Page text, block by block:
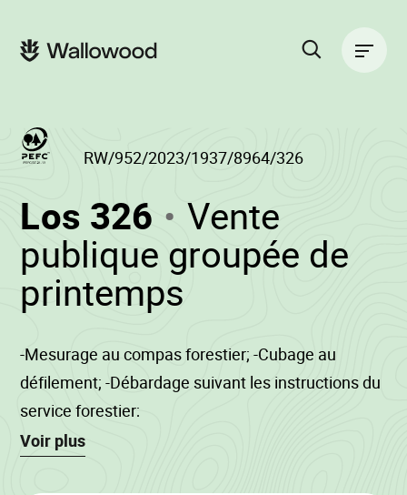
springen
springen
Los 326 (RW/952/
-
Vente
publique groupée de
printemps
RW/952/2023/1937/8964/326
-Mesurage au compas forestier; -Cubage au
défilement; -Débardage suivant les instructions du
service forestier;
Voir plus